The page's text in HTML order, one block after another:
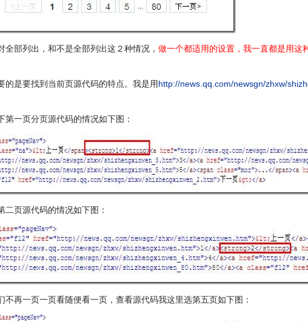
全部列出，和不是全部列出这２种情况， 做一个都适用的设置，我一直都是用这
的是要找到当前页源代码的特点。我是用http://news.qq.com/newsgn/zhxw/
第一页分页源代码的情况如下图：
二页源代码的情况如下图：
不再一页一页看随便看一页，查看源代码我这里选第五页如下图：